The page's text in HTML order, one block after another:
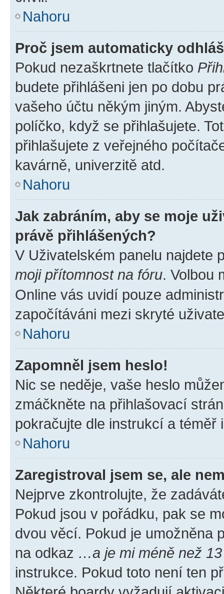
Nahoru
Proč jsem automaticky
Pokud nezaškrtnete tlačítko
budete přihlášeni jen po dobu
vašeho účtu někým jiným.
políčko, když se přihlašujete.
přihlašujete z veřejného
kavárně, univerzitě atd.
Nahoru
Jak zabráním, aby se moje
právě přihlášených?
V Uživatelském panelu najdete
moji přítomnost na fóru. Volbou
Online vás uvidí pouze
započítáváni mezi skryté
Nahoru
Zapomněl jsem heslo!
Nic se neděje, vaše heslo
zmáčkněte na přihlašovací
pokračujte dle instrukcí a téměř
Nahoru
Zaregistroval jsem se, ale
Nejprve zkontrolujte, že
Pokud jsou v pořádku, pak se
dvou věcí. Pokud je umožněna
na odkaz …a je mi méně než
instrukce. Pokud toto není ten